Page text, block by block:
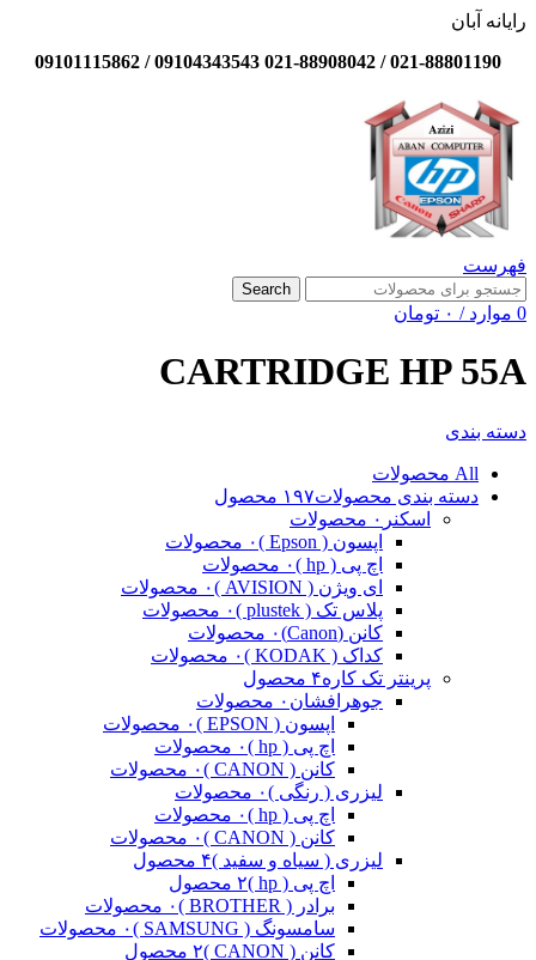
رایانه آبان
021-88801190 / 021-88908042 09104343543 / 09101115862
فهرست
Search
0 موارد / ۰ تومان
CARTRIDGE HP 55A
دسته بندی
All محصولات
دسته بندی محصولات۱۹۷ محصول
اسکنر ۰ محصولات
اپسون ( Epson )
۰ محصولات
اچ پی ( hp )
۰ محصولات
ای ویژن ( AVISION )
۰ محصولات
پلاس تک ( plustek )
۰ محصولات
کانن (Canon)
۰ محصولات
کداک ( KODAK )
۰ محصولات
پرینتر تک کاره۴ محصول
جوهرافشان ۰ محصولات
اپسون ( EPSON )
۰ محصولات
اچ پی ( hp )
۰ محصولات
کانن ( CANON )
۰ محصولات
لیزری ( رنگی )۰ محصولات
اچ پی ( hp )
۰ محصولات
کانن ( CANON )
۰ محصولات
لیزری ( سیاه و سفید )۴ محصول
اچ پی ( hp )
۲ محصول
برادر ( BROTHER )
۰ محصولات
سامسونگ ( SAMSUNG )
۰ محصولات
کانن ( CANON )
۲ محصول